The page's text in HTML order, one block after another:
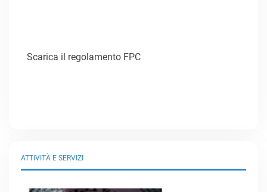
Scarica il regolamento FPC
ATTIVITÀ E SERVIZI